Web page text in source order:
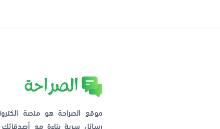
موقع الصراحة هو منصة
رسائل سرية بناءة مع